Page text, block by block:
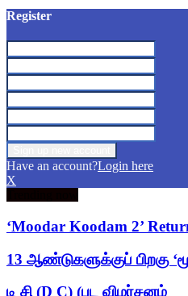
Register
Have an account?Login here
X
‘Moodar Koodam 2’
13 ஆண்டுகளுக்குப் பிறகு
டி சி (D C) (பட விமர்சனம்